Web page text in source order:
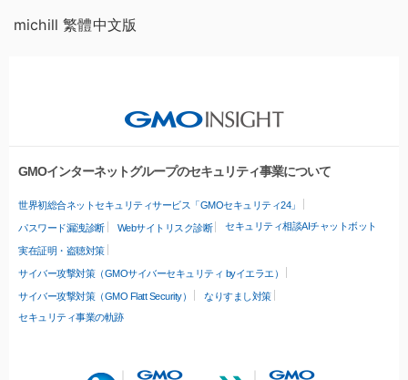
michill 繁體中文版
GMOインターネットグループのセキュリティ事業について
世界初総合ネットセキュリティサービス「GMOセキュリティ24」
パスワード漏洩診断 Webサイトリスク診断 セキュリティ相談AIチャットボット
実在証明・盗聴対策
サイバー攻撃対策（GMOサイバーセキュリティ byイエラエ）
サイバー攻撃対策（GMO Flatt Security）
なりすまし対策
セキュリティ事業の軌跡